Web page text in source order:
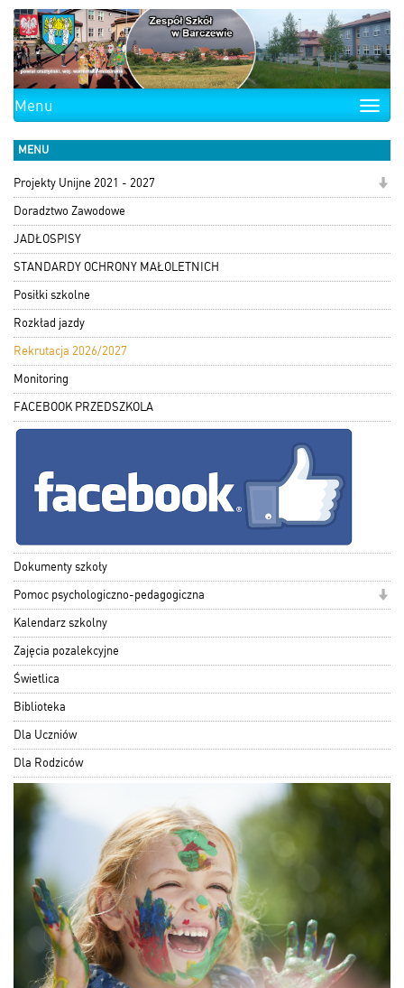
Toggle
Menu
MENU
Projekty Unijne 2021 - 2027
Doradztwo Zawodowe
JADŁOSPISY
STANDARDY OCHRONY MAŁOLETNICH
Posiłki szkolne
Rozkład jazdy
Rekrutacja 2026/2027
Monitoring
FACEBOOK PRZEDSZKOLA
Dokumenty szkoły
Pomoc psychologiczno-pedagogiczna
Kalendarz szkolny
Zajęcia pozalekcyjne
Świetlica
Biblioteka
Dla Uczniów
Dla Rodziców